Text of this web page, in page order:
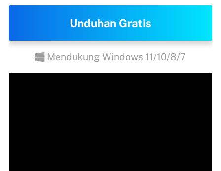
Unduhan Gratis
Mendukung Windows 11/10/8/7